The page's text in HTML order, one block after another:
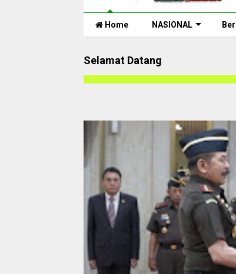
Home NASIONAL
Selamat Datang